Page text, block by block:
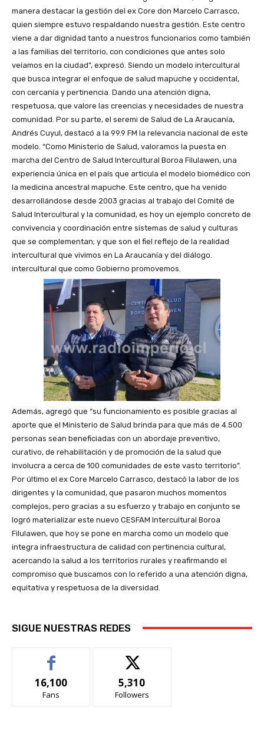
manera destacar la gestión del ex Core don Marcelo Carrasco,
quien siempre estuvo respaldando nuestra gestión. Este centro
viene a dar dignidad tanto a nuestros funcionarios como también
a las familias del territorio, con condiciones que antes solo
veíamos en la ciudad”, expresó. Siendo un modelo intercultural
que busca integrar el enfoque de salud mapuche y occidental,
con cercanía y pertinencia. Dando una atención digna,
respetuosa, que valore las creencias y necesidades de nuestra
comunidad. Por su parte, el seremi de Salud de La Araucanía,
Andrés Cuyul, destacó a la 99.9 FM la relevancia nacional de este
modelo. “Como Ministerio de Salud, valoramos la puesta en
marcha del Centro de Salud Intercultural Boroa Filulawen, una
experiencia única en el país que articula el modelo biomédico con
la medicina ancestral mapuche. Este centro, que ha venido
desarrollándose desde 2003 gracias al trabajo del Comité de
Salud Intercultural y la comunidad, es hoy un ejemplo concreto de
convivencia y coordinación entre sistemas de salud y culturas
que se complementan; y que son el fiel reflejo de la realidad
intercultural que vivimos en La Araucanía y del diálogo.
intercultural que como Gobierno promovemos.
Además, agregó que “su funcionamiento es posible gracias al
aporte que el Ministerio de Salud brinda para que más de 4.500
personas sean beneficiadas con un abordaje preventivo,
curativo, de rehabilitación y de promoción de la salud que
involucra a cerca de 100 comunidades de este vasto territorio”.
Por último el ex Core Marcelo Carrasco, destacó la labor de los
dirigentes y la comunidad, que pasaron muchos momentos
complejos, pero gracias a su esfuerzo y trabajo en conjunto se
logró materializar este nuevo CESFAM Intercultural Boroa
Filulawen, que hoy se pone en marcha como un modelo que
integra infraestructura de calidad con pertinencia cultural,
acercando la salud a los territorios rurales y reafirmando el
compromiso que buscamos con lo referido a una atención digna,
equitativa y respetuosa de la diversidad.
SIGUE NUESTRAS REDES
16,100
Fans
5,310
Followers